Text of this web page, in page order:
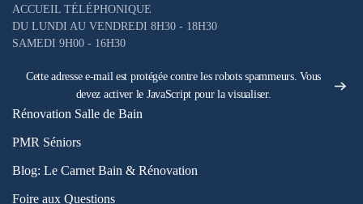
ACCUEIL TÉLÉPHONIQUE
DU LUNDI AU VENDREDI 8H30 - 18H30
SAMEDI 9H00 - 16H30
Cette adresse e-mail est protégée contre les robots spammeurs. Vous
devez activer le JavaScript pour la visualiser.
Rénovation Salle de Bain
PMR Séniors
Blog: Le Carnet Bain & Rénovation
Foire aux Questions